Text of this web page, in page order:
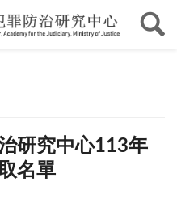
研究中心113年
名單